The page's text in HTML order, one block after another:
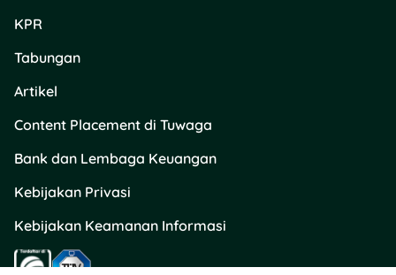
KPR
Tabungan
Artikel
Content Placement di Tuwaga
Bank dan Lembaga Keuangan
Kebijakan Privasi
Kebijakan Keamanan Informasi